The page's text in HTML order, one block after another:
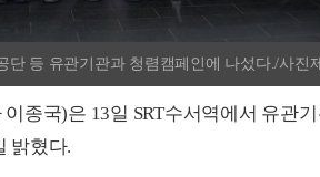
단 등 유관기관과 청렴캠페인에 나섰다./사진
종국)은 13일 SRT수서역에서 유관
밝혔다.